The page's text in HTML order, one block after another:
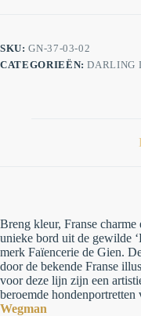
SKU:GN-37-03-02
CATEGORIEËN:DARLING
Breng kleur, Franse
unieke bord uit de gewilde
merk Faïencerie de Gien.
door de bekende Franse
voor deze lijn zijn een
beroemde hondenportretten
Wegman